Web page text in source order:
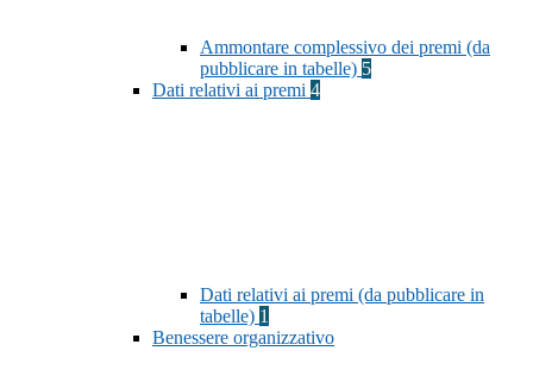
Ammontare complessivo dei premi (da
pubblicare in tabelle) 5
Dati relativi ai premi 4
Dati relativi ai premi (da pubblicare in
tabelle) 1
Benessere organizzativo